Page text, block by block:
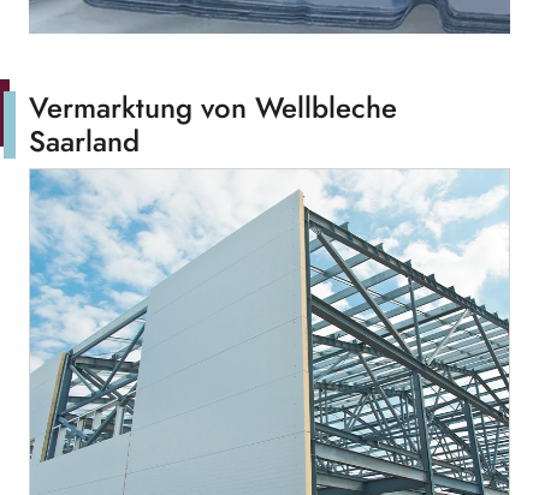
Vermarktung von Wellbleche
Saarland